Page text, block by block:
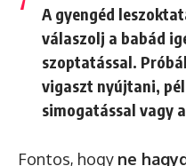
A gyengéd
válaszolj a babád
szoptatással.
vigaszt nyújtani,
simogatással vagy
Fontos, hogy ne